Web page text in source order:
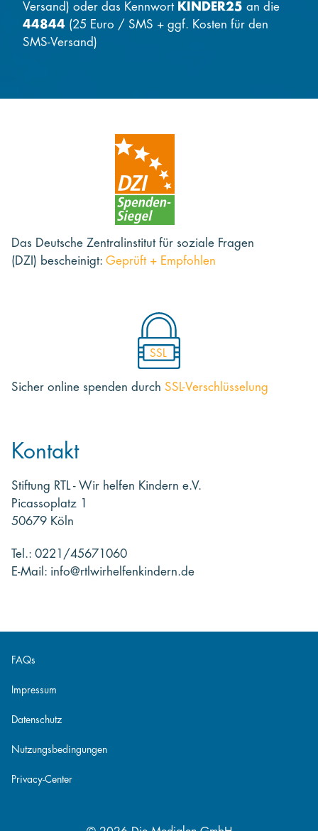
Versand) oder das Kennwort KINDER25 an die
44844 (25 Euro / SMS + ggf. Kosten für den
SMS-Versand)
Das Deutsche Zentralinstitut für soziale Fragen
(DZI) bescheinigt: Geprüft + Empfohlen
SSL
Sicher online spenden durch SSL-Verschlüsselung
Kontakt
Stiftung RTL - Wir helfen Kindern e.V.
Picassoplatz 1
50679 Köln
Tel.: 0221/45671060
E-Mail: info@rtlwirhelfenkindern.de
FAQs
Impressum
Datenschutz
Nutzungsbedingungen
Privacy-Center